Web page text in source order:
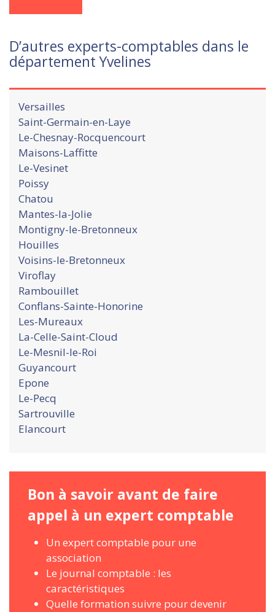
D’autres experts-comptables dans le
département Yvelines
Versailles
Saint-Germain-en-Laye
Le-Chesnay-Rocquencourt
Maisons-Laffitte
Le-Vesinet
Poissy
Chatou
Mantes-la-Jolie
Montigny-le-Bretonneux
Houilles
Voisins-le-Bretonneux
Viroflay
Rambouillet
Conflans-Sainte-Honorine
Les-Mureaux
La-Celle-Saint-Cloud
Le-Mesnil-le-Roi
Guyancourt
Epone
Le-Pecq
Sartrouville
Elancourt
Bon à savoir avant de faire
appel à un expert comptable
Un expert comptable pour une
association
Le journal comptable : les
caractéristiques
Quelle formation suivre pour devenir